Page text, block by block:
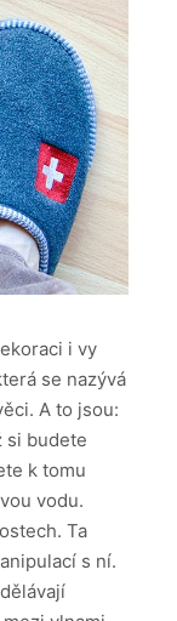
i vy
se nazývá
A to jsou:
si budete
k tomu
vodu.
Ta
s ní.